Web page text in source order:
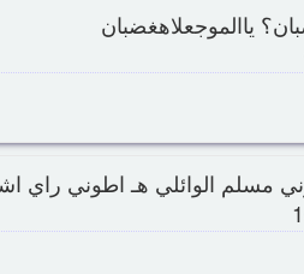
ياالموجعلاهغضبان
مسلم الوائلي هـ اطوني راي